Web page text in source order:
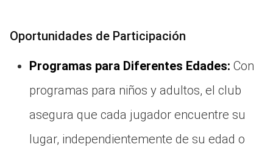
Oportunidades de Participación
Programas para Diferentes Edades: Con
programas para niños y adultos, el club
asegura que cada jugador encuentre su
lugar, independientemente de su edad o